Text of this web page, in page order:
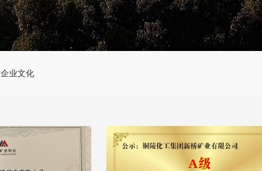
企业文化